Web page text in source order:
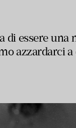
di essere una
azzardarci